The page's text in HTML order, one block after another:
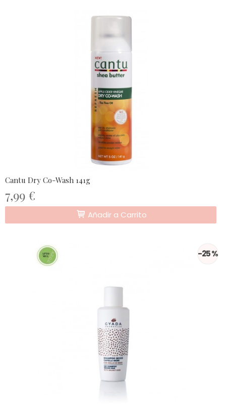
Cantu Dry Co-Wash 141g
7,99 €
Añadir a Carrito
-25 %